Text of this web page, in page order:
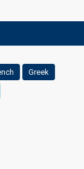
Greek